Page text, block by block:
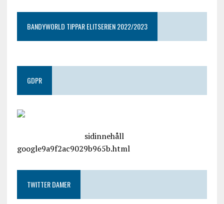
BANDYWORLD TIPPAR ELITSERIEN 2022/2023
GDPR
sidinnehåll
google9a9f2ac9029b965b.html
TWITTER DAMER